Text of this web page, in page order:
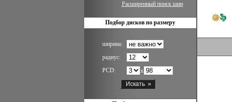
Расширенный поиск шин
Подбор дисков по размеру
ширина:
радиус:
PCD:
x